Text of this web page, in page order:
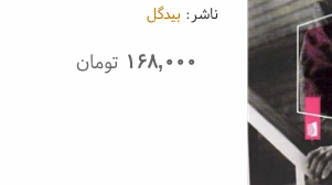
ناشر: بیدگل
۱۶۸,۰۰۰ تومان